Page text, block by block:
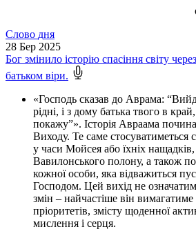
Слово дня
28 Бер 2025
Бог змінило історію спасіння світу
батьком віри.
«Господь сказав до Аврама:
рідні, і з дому батька твого в
покажу”». Історія Авраама
Виходу. Те саме стосуватиметься
у часи Мойсея або їхніх нащадків,
Вавилонського полону, а також
кожної особи, яка відважиться
Господом. Цей вихід не
змін – найчастіше він
пріоритетів, змісту щоденної
мислення і серця.